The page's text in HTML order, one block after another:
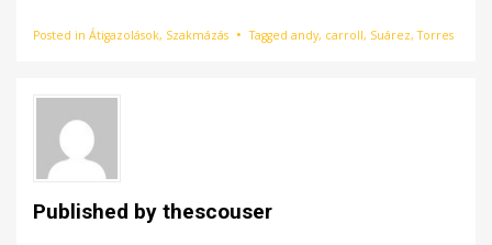
Posted in Átigazolások, Szakmázás Tagged andy, carroll, Suárez,Torres
Published by thescouser